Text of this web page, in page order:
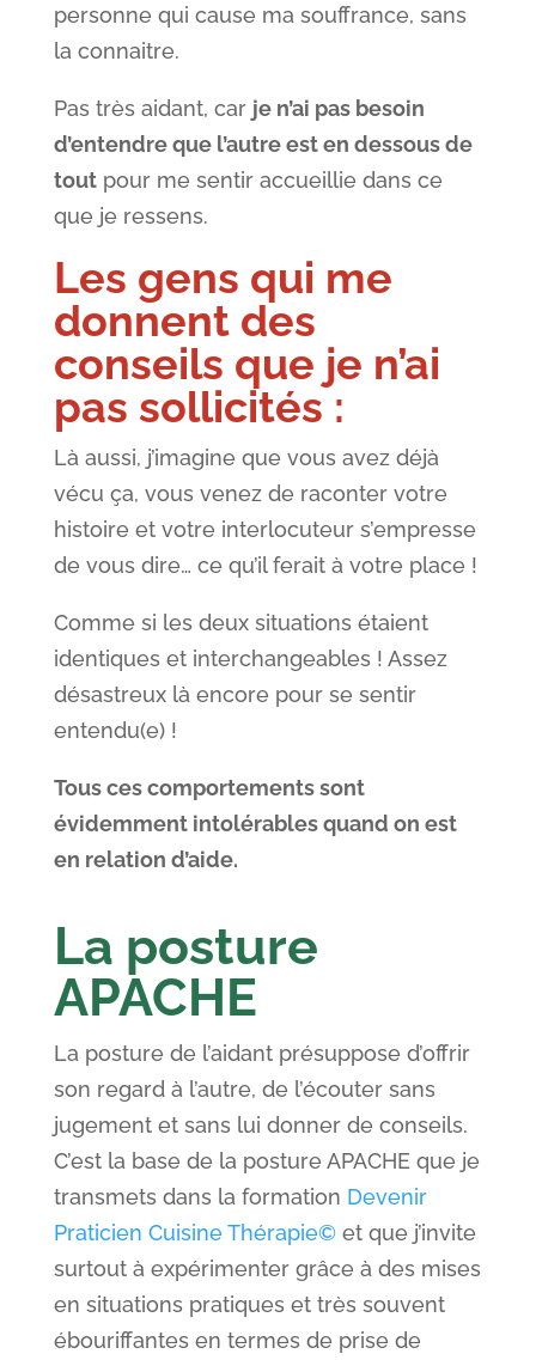
personne qui cause ma souffrance, sans
la connaitre.
Pas très aidant, car je n’ai pas besoin
d’entendre que l’autre est en dessous de
toutpour me sentir accueillie dans ce
que je ressens.
Les gens qui me
donnent des
conseils que je n’ai
pas sollicités :
Là aussi, j’imagine que vous avez déjà
vécu ça, vous venez de raconter votre
histoire et votre interlocuteur s’empresse
de vous dire… ce qu’il ferait à votre place !
Comme si les deux situations étaient
identiques et interchangeables ! Assez
désastreux là encore pour se sentir
entendu(e) !
Tous ces comportements sont
évidemment intolérables quand on est
en relation d’aide.
La posture
APACHE
La posture de l’aidant présuppose d’offrir
son regard à l’autre, de l’écouter sans
jugement et sans lui donner de conseils.
C’est la base de la posture APACHE que je
transmets dans la formation Devenir
Praticien Cuisine Thérapie©et que j’invite
surtout à expérimenter grâce à des mises
en situations pratiques et très souvent
ébouriffantes en termes de prise de